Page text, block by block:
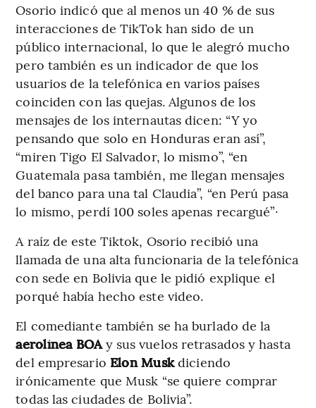
Osorio indicó que al menos un 40 % de sus
interacciones de TikTok han sido de un
público internacional, lo que le alegró mucho
pero también es un indicador de que los
usuarios de la telefónica en varios países
coinciden con las quejas. Algunos de los
mensajes de los internautas dicen: “Y yo
pensando que solo en Honduras eran así”,
“miren Tigo El Salvador, lo mismo”, “en
Guatemala pasa también, me llegan mensajes
del banco para una tal Claudia”, “en Perú pasa
lo mismo, perdí 100 soles apenas recargué”·
A raíz de este Tiktok, Osorio recibió una
llamada de una alta funcionaria de la telefónica
con sede en Bolivia que le pidió explique el
porqué había hecho este video.
El comediante también se ha burlado de la
aerolínea BOAy sus vuelos retrasados y hasta
del empresario Elon Muskdiciendo
irónicamente que Musk “se quiere comprar
todas las ciudades de Bolivia”.